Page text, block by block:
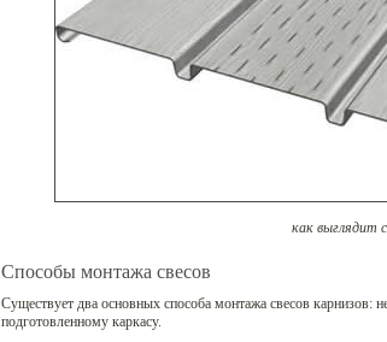
как выглядит
Способы монтажа свесов
Существует два основных способа монтажа свесов карнизов:
подготовленному каркасу.